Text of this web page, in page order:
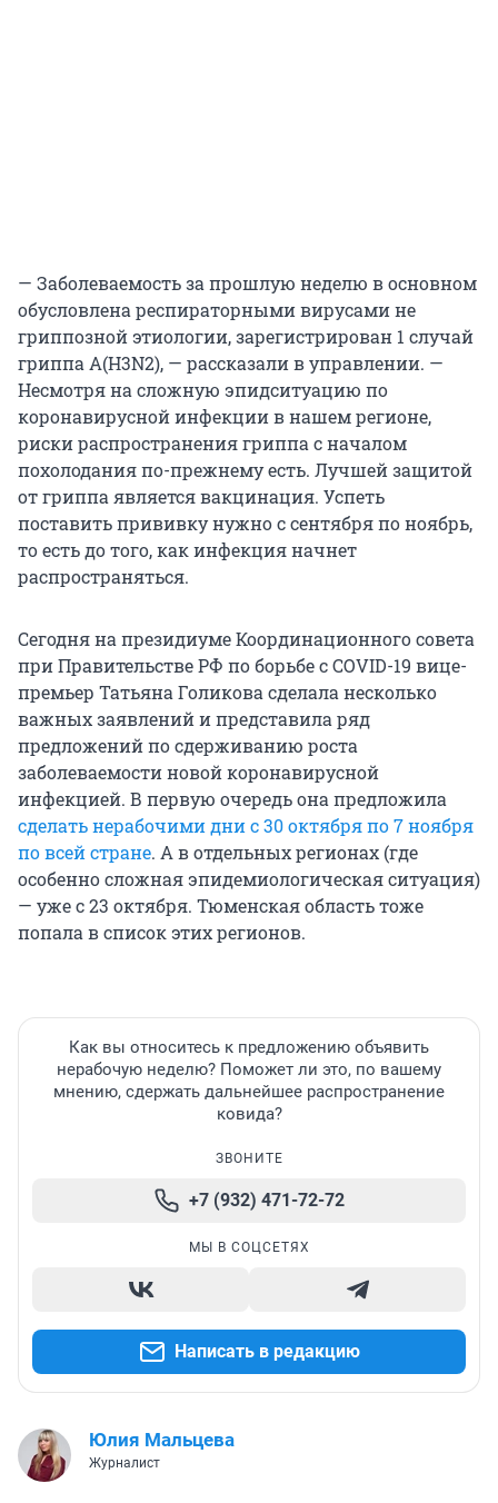
— Заболеваемость за прошлую неделю в основном
обусловлена респираторными вирусами не
гриппозной этиологии, зарегистрирован 1 случай
гриппа A(H3N2), — рассказали в управлении. —
Несмотря на сложную эпидситуацию по
коронавирусной инфекции в нашем регионе,
риски распространения гриппа с началом
похолодания по-прежнему есть. Лучшей защитой
от гриппа является вакцинация. Успеть
поставить прививку нужно с сентября по ноябрь,
то есть до того, как инфекция начнет
распространяться.
Сегодня на президиуме Координационного совета
при Правительстве РФ по борьбе с COVID-19 вице-
премьер Татьяна Голикова сделала несколько
важных заявлений и представила ряд
предложений по сдерживанию роста
заболеваемости новой коронавирусной
инфекцией. В первую очередь она предложила
сделать нерабочими дни с 30 октября по 7 ноября
по всей стране. А в отдельных регионах (где
особенно сложная эпидемиологическая ситуация)
— уже с 23 октября. Тюменская область тоже
попала в список этих регионов.
Как вы относитесь к предложению объявить
нерабочую неделю? Поможет ли это, по вашему
мнению, сдержать дальнейшее распространение
ковида?
ЗВОНИТЕ
+7 (932) 471-72-72
МЫ В СОЦСЕТЯХ
Написать в редакцию
Юлия Мальцева
Журналист